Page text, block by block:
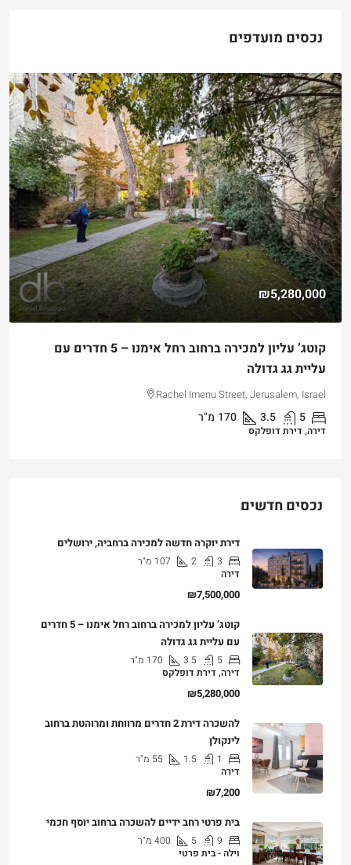
נכסים מועדפים
₪5,280,000
קוטג’ עליון למכירה ברחוב רחל אימנו – 5 חדרים עם
עליית גג גדולה
Rachel Imenu Street, Jerusalem, Israel
5
3.5
170 מ"ר
דירה, דירת דופלקס
נכסים חדשים
דירת יוקרה חדשה למכירה ברחביה, ירושלים
3
2
107 מ"ר
דירה
₪7,500,000
קוטג’ עליון למכירה ברחוב רחל אימנו – 5 חדרים
עם עליית גג גדולה
5
3.5
170 מ"ר
דירה, דירת דופלקס
₪5,280,000
להשכרה דירת 2 חדרים מרווחת ומרוהטת ברחוב
לינקולן
1
1.5
55 מ"ר
דירה
₪7,200
בית פרטי רחב ידיים להשכרה ברחוב יוסף חכמי
9
5
400 מ"ר
וילה - בית פרטי